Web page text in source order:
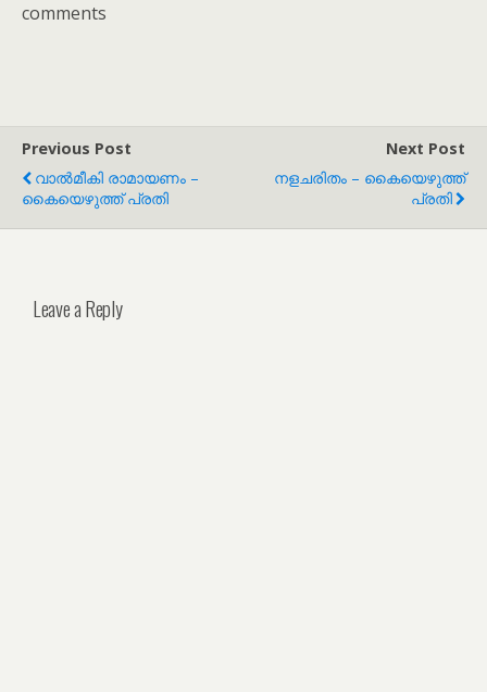
comments
Previous Post
വാൽമീകി രാമായണം –
കൈയെഴുത്ത് പ്രതി
Next Post
നളചരിതം – കൈയെഴുത്ത്
പ്രതി
Leave a Reply